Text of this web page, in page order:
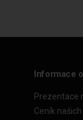
Informace
Prezentace
Ceník